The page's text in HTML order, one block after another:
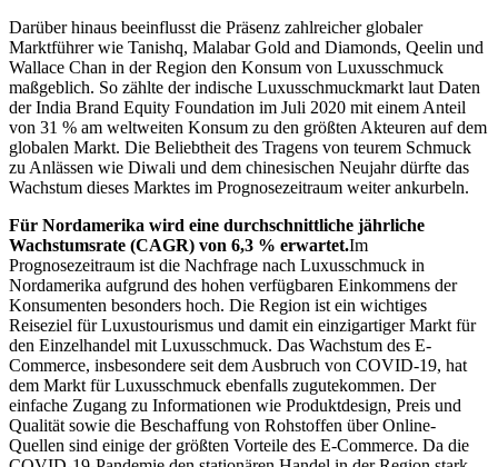
Darüber hinaus beeinflusst die Präsenz zahlreicher globaler
Marktführer wie Tanishq, Malabar Gold and Diamonds, Qeelin und
Wallace Chan in der Region den Konsum von Luxusschmuck
maßgeblich. So zählte der indische Luxusschmuckmarkt laut Daten
der India Brand Equity Foundation im Juli 2020 mit einem Anteil
von 31 % am weltweiten Konsum zu den größten Akteuren auf dem
globalen Markt. Die Beliebtheit des Tragens von teurem Schmuck
zu Anlässen wie Diwali und dem chinesischen Neujahr dürfte das
Wachstum dieses Marktes im Prognosezeitraum weiter ankurbeln.
Für Nordamerika wird eine durchschnittliche jährliche
Wachstumsrate (CAGR) von 6,3 % erwartet.Im
Prognosezeitraum ist die Nachfrage nach Luxusschmuck in
Nordamerika aufgrund des hohen verfügbaren Einkommens der
Konsumenten besonders hoch. Die Region ist ein wichtiges
Reiseziel für Luxustourismus und damit ein einzigartiger Markt für
den Einzelhandel mit Luxusschmuck. Das Wachstum des E-
Commerce, insbesondere seit dem Ausbruch von COVID-19, hat
dem Markt für Luxusschmuck ebenfalls zugutekommen. Der
einfache Zugang zu Informationen wie Produktdesign, Preis und
Qualität sowie die Beschaffung von Rohstoffen über Online-
Quellen sind einige der größten Vorteile des E-Commerce. Da die